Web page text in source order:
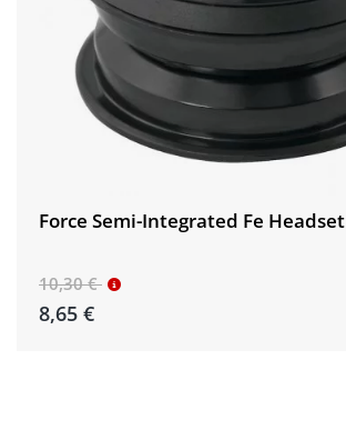
Force Semi-Integrated Fe Headset
10,30 €
8,65 €